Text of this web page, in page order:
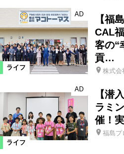
ライフ
AD
【福
CAL
客の“
貢…
株式
ライフ
AD
【潜
ラミ
催！
福島プ